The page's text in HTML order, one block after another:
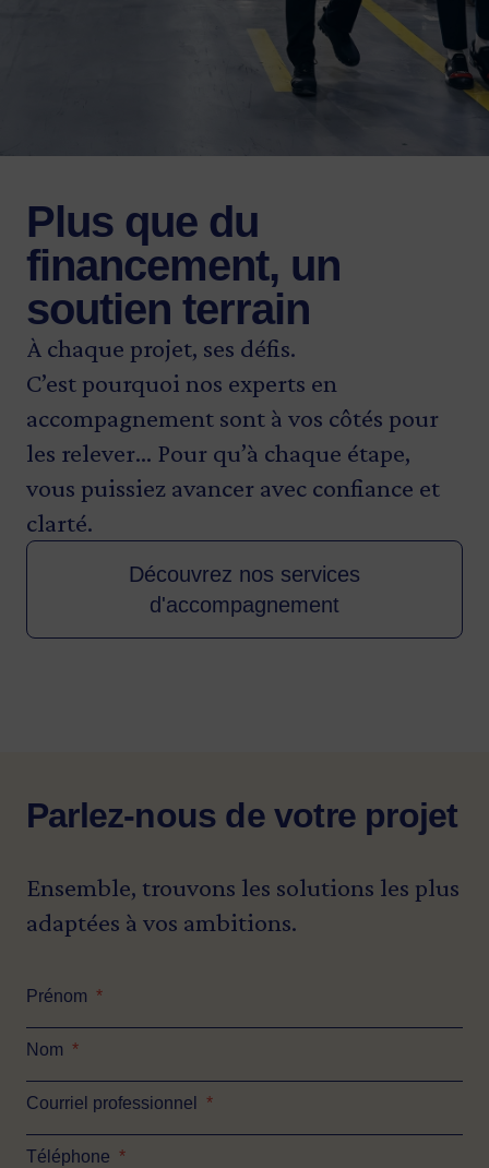
Plus que du
financement, un
soutien terrain
À chaque projet, ses défis.
C’est pourquoi nos experts en
accompagnement sont à vos côtés pour
les relever... Pour qu’à chaque étape,
vous puissiez avancer avec confiance et
clarté.
Découvrez nos services
d'accompagnement
Parlez-nous de votre projet
Ensemble, trouvons les solutions les plus
adaptées à vos ambitions.
Prénom *
Nom *
Courriel professionnel *
Téléphone *